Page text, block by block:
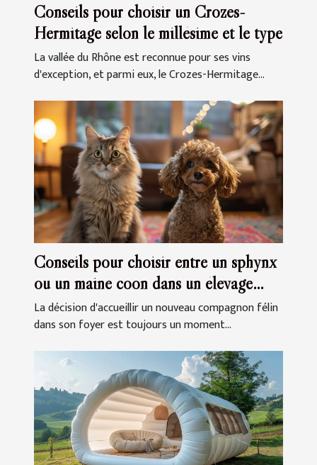
Conseils pour choisir un Crozes-
Hermitage selon le millésime et le type
La vallée du Rhône est reconnue pour ses vins
d'exception, et parmi eux, le Crozes-Hermitage...
Conseils pour choisir entre un sphynx
ou un maine coon dans un élevage
familial
La décision d'accueillir un nouveau compagnon félin
dans son foyer est toujours un moment...